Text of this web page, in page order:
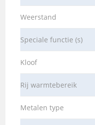
Weerstand
Speciale functie (s)
Kloof
Rij warmtebereik
Metalen type